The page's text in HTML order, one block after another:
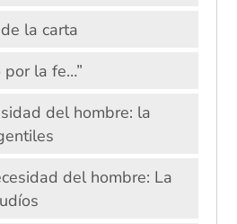
la carta
por la fe…”
del hombre: la
del hombre: La